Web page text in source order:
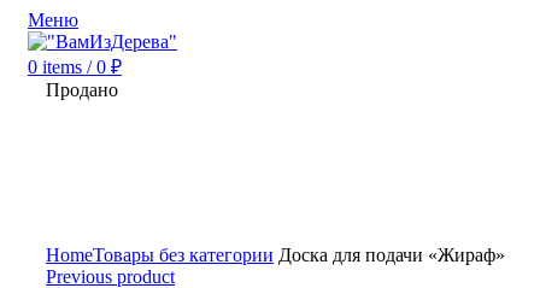
Меню
0 items / 0 ₽
Продано
HomeТовары без категории Доска для подачи «Жираф»
Previous product